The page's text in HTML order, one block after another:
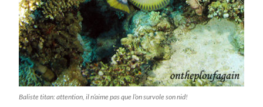
Baliste titan: attention, il n’aime pas que l’on survole son nid!